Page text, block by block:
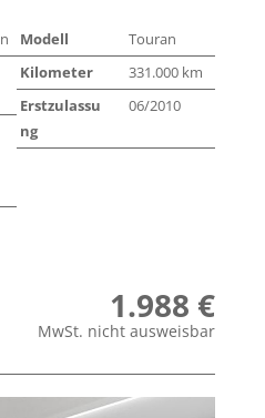
Modell
Touran
Kilometer
331.000 km
Erstzulassu
ng
06/2010
1.988 €
MwSt. nicht ausweisbar